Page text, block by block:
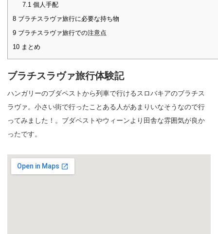
7.1 個人手配
8 ブラチスラヴァ旅行に必要な持ち物
9 ブラチスラヴァ旅行での注意点
10 まとめ
ブラチスラヴァ旅行体験記
ハンガリーのブダペストから列車で行けるスロバキアのブラチス
ラヴァ。小さい街で行ったことある人があまりいなそうなので行
ってみました！。ブダペストやウィーンより田舎な雰囲気が良か
ったです。